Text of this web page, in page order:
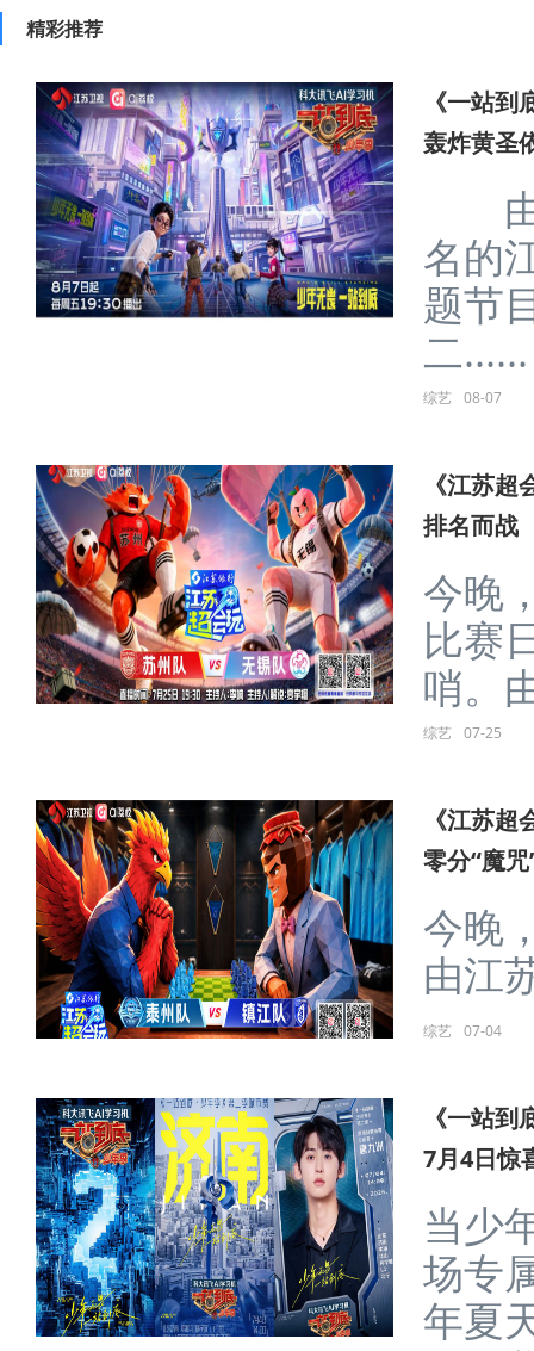
相关阅读
《一站到底·少年季》
第二季今晚开播 跨学
《江苏超会玩》上演积
分榜“大乱斗”，苏州、
《江苏超会玩
迎抢分良机，
否打破零分“
《一站
轰炸黄圣
由科
名的
题节
二......
排名而战
今晚
比赛
综艺 07-25
《江苏超
零分“魔
今晚